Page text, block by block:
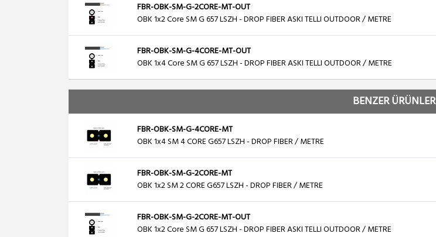
FBR-OBK-SM-G-2CORE-MT-OUT
OBK 1x2 Core SM G 657 LSZH - DROP FIBER ASKI TELLI OUTDOOR / METRE
FBR-OBK-SM-G-4CORE-MT-OUT
OBK 1x4 Core SM G 657 LSZH - DROP FIBER ASKI TELLI OUTDOOR / METRE
BENZER ÜRÜNLER
FBR-OBK-SM-G-4CORE-MT
OBK 1x4 SM 4 CORE G657 LSZH - DROP FIBER / METRE
FBR-OBK-SM-G-2CORE-MT
OBK 1x2 SM 2 CORE G657 LSZH - DROP FIBER / METRE
FBR-OBK-SM-G-2CORE-MT-OUT
OBK 1x2 Core SM G 657 LSZH - DROP FIBER ASKI TELLI OUTDOOR / METRE